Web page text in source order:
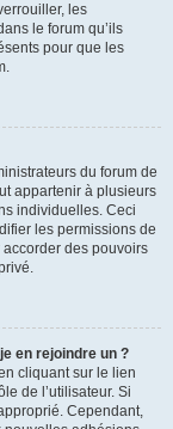
les
le forum qu’ils
pour que les
du forum de
appartenir à plusieurs
individuelles. Ceci
les permissions de
des pouvoirs
en rejoindre un ?
cliquant sur le lien
de l’utilisateur. Si
Cependant,